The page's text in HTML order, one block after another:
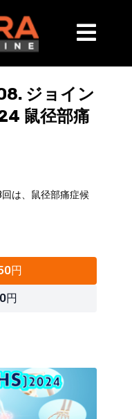
ジョイン
鼠径部痛
は、鼠径部痛症候
ースによる原因因子
円
円